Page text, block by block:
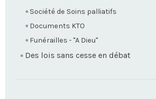
Société de Soins palliatifs
Documents KTO
Funérailles - "A Dieu"
Des lois sans cesse en débat